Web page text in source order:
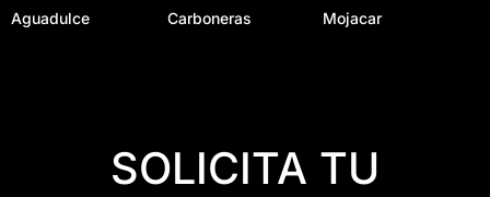
Aguadulce
Carboneras Mojacar
SOLICITA TU